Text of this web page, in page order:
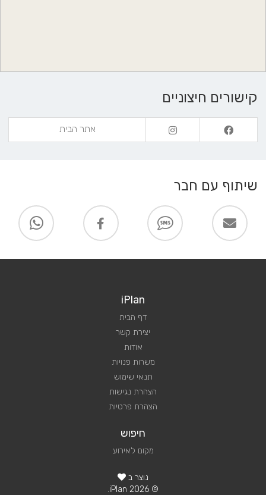
קישורים חיצוניים
אתר הבית
שיתוף עם חבר
iPlan
דף הבית
יצירת קשר
אודות
משרות פנויות
תנאי שימוש
הצהרת נגישות
הצהרת פרטיות
חיפוש
מקום לאירוע
נוצר ב
© 2026 iPlan.